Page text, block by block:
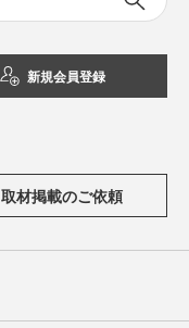
新規会員登録
取材掲載のご依頼